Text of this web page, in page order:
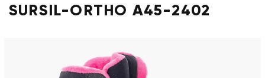
SURSIL-ORTHO A45-2402